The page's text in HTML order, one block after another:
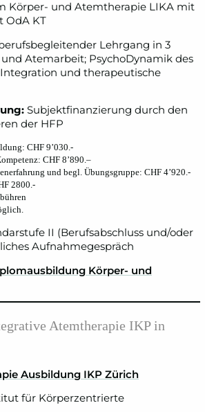
Körper- und Atemtherapie LIKA mit
OdA KT
Lehrgang in 3
Atemarbeit; PsychoDynamik des
und therapeutische
Subjektfinanzierung durch den
der HFP
CHF 9’030.-
CHF 8’890.–
und begl. Übungsgruppe: CHF 4’920.-
2800.-
II (Berufsabschluss und/oder
Aufnahmegespräch
Körper- und
Atemtherapie IKP in
für Körperzentrierte